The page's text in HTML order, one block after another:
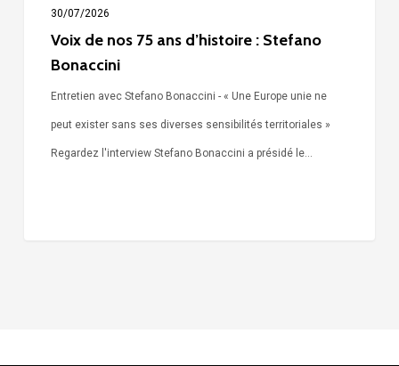
30/07/2026
Voix de nos 75 ans d’histoire : Stefano
Bonaccini
Entretien avec Stefano Bonaccini - « Une Europe unie ne
peut exister sans ses diverses sensibilités territoriales »
Regardez l'interview Stefano Bonaccini a présidé le…